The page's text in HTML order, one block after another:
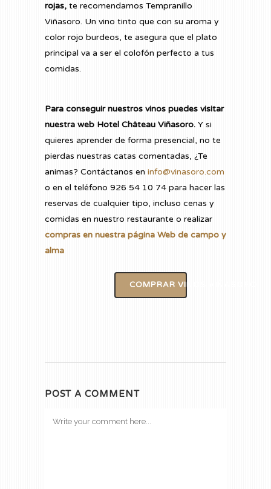
rojas, te recomendamos Tempranillo
Viñasoro. Un vino tinto que con su aroma y
color rojo burdeos, te asegura que el plato
principal va a ser el colofón perfecto a tus
comidas.
Para conseguir nuestros vinos puedes visitar
nuestra web Hotel Château Viñasoro. Y si
quieres aprender de forma presencial, no te
pierdas nuestras catas comentadas, ¿Te
animas? Contáctanos en info@vinasoro.com
o en el teléfono 926 54 10 74 para hacer las
reservas de cualquier tipo, incluso cenas y
comidas en nuestro restaurante o realizar
compras en nuestra página Web de campo y
alma
COMPRAR VINOS VIÑASORO
POST A COMMENT